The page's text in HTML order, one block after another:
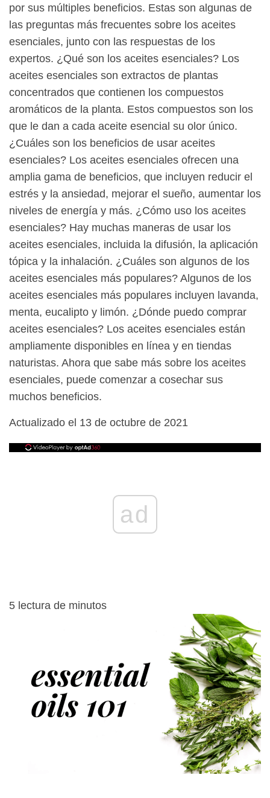
por sus múltiples beneficios. Estas son algunas de
las preguntas más frecuentes sobre los aceites
esenciales, junto con las respuestas de los
expertos. ¿Qué son los aceites esenciales? Los
aceites esenciales son extractos de plantas
concentrados que contienen los compuestos
aromáticos de la planta. Estos compuestos son los
que le dan a cada aceite esencial su olor único.
¿Cuáles son los beneficios de usar aceites
esenciales? Los aceites esenciales ofrecen una
amplia gama de beneficios, que incluyen reducir el
estrés y la ansiedad, mejorar el sueño, aumentar los
niveles de energía y más. ¿Cómo uso los aceites
esenciales? Hay muchas maneras de usar los
aceites esenciales, incluida la difusión, la aplicación
tópica y la inhalación. ¿Cuáles son algunos de los
aceites esenciales más populares? Algunos de los
aceites esenciales más populares incluyen lavanda,
menta, eucalipto y limón. ¿Dónde puedo comprar
aceites esenciales? Los aceites esenciales están
ampliamente disponibles en línea y en tiendas
naturistas. Ahora que sabe más sobre los aceites
esenciales, puede comenzar a cosechar sus
muchos beneficios.
Actualizado el 13 de octubre de 2021
ad
5 lectura de minutos